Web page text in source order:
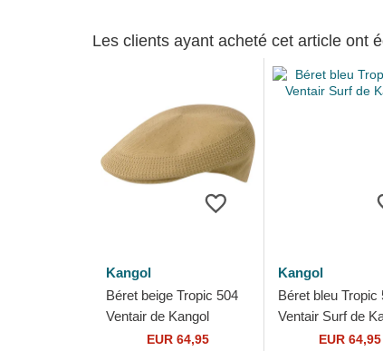
Les clients ayant acheté cet article ont
Kangol
Béret beige Tropic 504
Ventair de Kangol
EUR 64,95
Kangol
Béret bleu Tropic
Ventair Surf de
EUR 64,95